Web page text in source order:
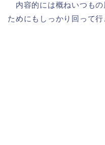
内容的には概ねいつもの
ためにもしっかり回って行